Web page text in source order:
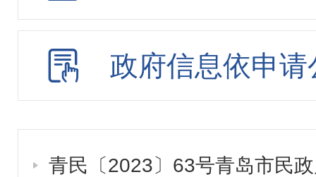
行政许可
招投标行政监督责任清
政府信息依申请
青民〔2023〕63号青岛市民